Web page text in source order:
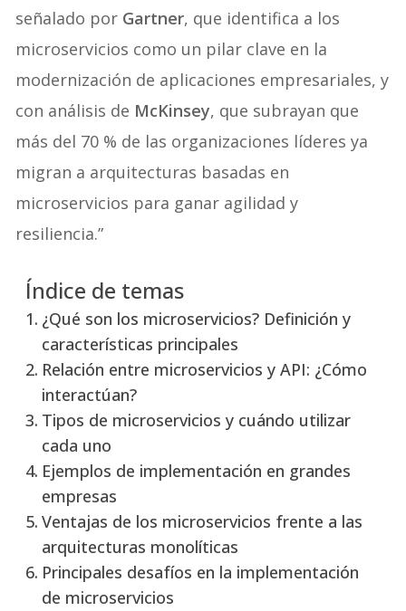
señalado por Gartner, que identifica a los
microservicios como un pilar clave en la
modernización de aplicaciones empresariales, y
con análisis de McKinsey, que subrayan que
más del 70 % de las organizaciones líderes ya
migran a arquitecturas basadas en
microservicios para ganar agilidad y
resiliencia.”
Índice de temas
¿Qué son los microservicios? Definición y
características principales
Relación entre microservicios y API: ¿Cómo
interactúan?
Tipos de microservicios y cuándo utilizar
cada uno
Ejemplos de implementación en grandes
empresas
Ventajas de los microservicios frente a las
arquitecturas monolíticas
Principales desafíos en la implementación
de microservicios